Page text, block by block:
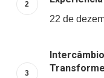
22 de